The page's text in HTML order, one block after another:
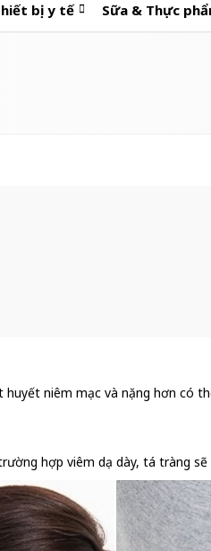
bị y tế Sữa & Thực
niêm mạc và nặng hơn có
hợp viêm dạ dày, tá tràng